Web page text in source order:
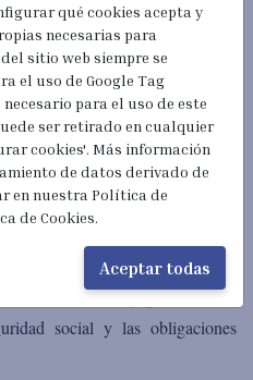
“dar preferencia a una de las
doble nacionalidad para tener
a las relaciones ciudadano-
de doble nacionalidad
Estados toman como punto de
de tal manera que el
legislación del país en el que
de pasaporte, la protección
civiles y políticos, los
social y las obligaciones
qué cookies acepta y
necesarias para
sitio web siempre se
el uso de Google Tag
para el uso de este
ser retirado en cualquier
cookies'. Más información
de datos derivado de
en nuestra Política de
de Cookies.
Aceptar todas